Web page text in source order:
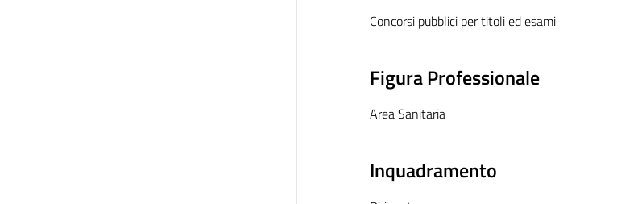
Concorsi pubblici per titoli ed esami
Figura Professionale
Area Sanitaria
Inquadramento